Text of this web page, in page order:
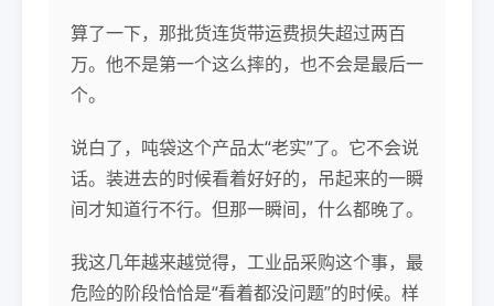
算了一下，那批货连货带运费损失超过两百
万。他不是第一个这么摔的，也不会是最后一
个。
说白了，吨袋这个产品太“老实”了。它不会说
话。装进去的时候看着好好的，吊起来的一瞬
间才知道行不行。但那一瞬间，什么都晚了。
我这几年越来越觉得，工业品采购这个事，最
危险的阶段恰恰是“看着都没问题”的时候。样